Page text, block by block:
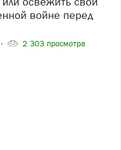
войне перед
2 303 просмотра